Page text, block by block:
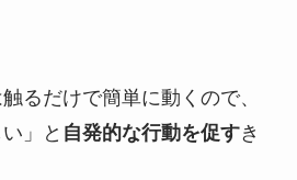
るだけで簡単に動くので、
」と 自発的な行動を促すき